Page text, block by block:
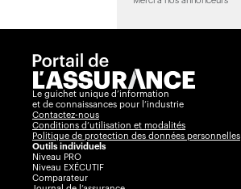
Le guichet unique d’information
et de connaissances pour l’industrie
Contactez-nous
Conditions d’utilisation et modalités
Politique de protection des données personnelles
Outils individuels
Niveau PRO
Niveau EXÉCUTIF
Comparateur